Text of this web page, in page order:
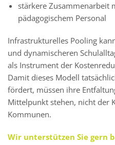
stärkere Zusammenarbeit
pädagogischem Personal
Infrastrukturelles Pooling
und dynamischeren
als Instrument der
Damit dieses Modell
fördert, müssen ihre
Mittelpunkt stehen, nicht der
Kommunen.
Wir unterstützen Sie gern